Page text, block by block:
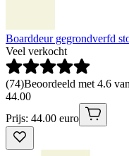
Boarddeur gegrondverfd
Veel verkocht
(74)Beoordeeld met 4.6
44.00
Prijs: 44.00 euro